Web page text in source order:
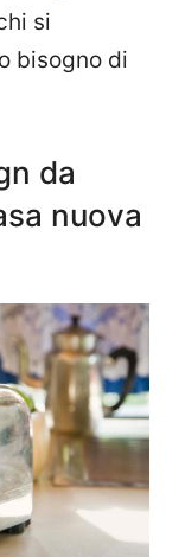
si
bisogno di
da
nuova